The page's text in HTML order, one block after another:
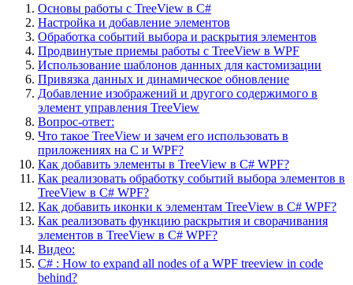
Основы работы с TreeView в C#
Настройка и добавление элементов
Обработка событий выбора и раскрытия элементов
Продвинутые приемы работы с TreeView в WPF
Использование шаблонов данных для кастомизации
Привязка данных и динамическое обновление
Добавление изображений и другого содержимого в
элемент управления TreeView
Вопрос-ответ:
Что такое TreeView и зачем его использовать в
приложениях на C и WPF?
Как добавить элементы в TreeView в C# WPF?
Как реализовать обработку событий выбора элементов в
TreeView в C# WPF?
Как добавить иконки к элементам TreeView в C# WPF?
Как реализовать функцию раскрытия и сворачивания
элементов в TreeView в C# WPF?
Видео:
C# : How to expand all nodes of a WPF treeview in code
behind?